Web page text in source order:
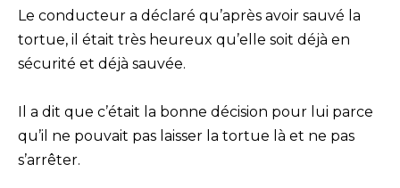
Le conducteur a déclaré qu’après avoir sauvé la
tortue, il était très heureux qu’elle soit déjà en
sécurité et déjà sauvée.
Il a dit que c’était la bonne décision pour lui parce
qu’il ne pouvait pas laisser la tortue là et ne pas
s’arrêter.